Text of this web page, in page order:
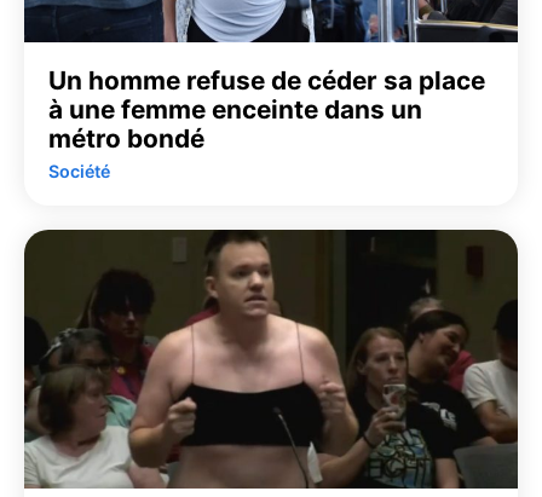
Un homme refuse de céder sa place
à une femme enceinte dans un
métro bondé
Société